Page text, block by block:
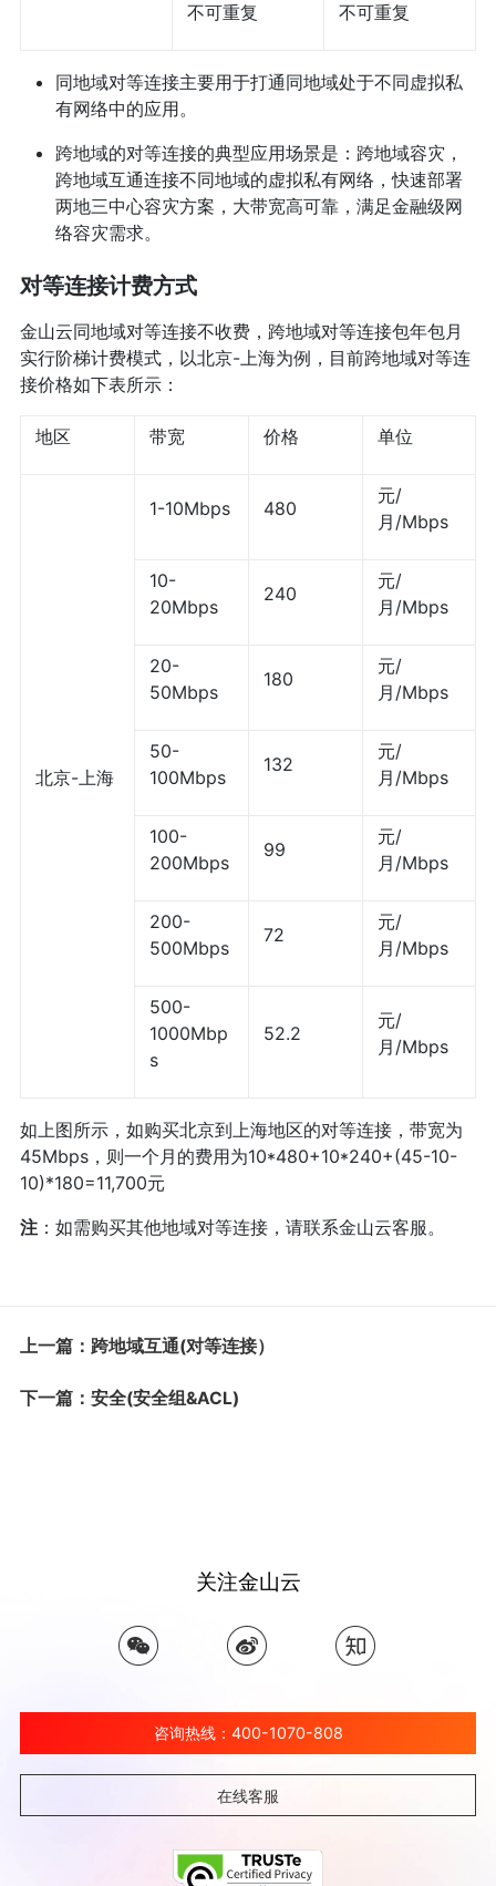
不可重复
不可重复
同地域对等连接主要用于打通同地域处于不同虚拟私
有网络中的应用。
跨地域的对等连接的典型应用场景是：跨地域容灾，
跨地域互通连接不同地域的虚拟私有网络，快速部署
两地三中心容灾方案，大带宽高可靠，满足金融级网
络容灾需求。
对等连接计费方式
金山云同地域对等连接不收费，跨地域对等连接包年包月
实行阶梯计费模式，以北京-上海为例，目前跨地域对等连
接价格如下表所示：
地区 带宽 价格 单位
北京-上海
1-10Mbps 480
元/
月/Mbps
10-
20Mbps
240
元/
月/Mbps
20-
50Mbps
180
元/
月/Mbps
50-
100Mbps
132
元/
月/Mbps
100-
200Mbps
99
元/
月/Mbps
200-
500Mbps
72
元/
月/Mbps
500-
1000Mbp
s
52.2
元/
月/Mbps
如上图所示，如购买北京到上海地区的对等连接，带宽为
45Mbps，则一个月的费用为10*480+10*240+(45-10-
10)*180=11,700元
注：如需购买其他地域对等连接，请联系金山云客服。
上一篇：跨地域互通(对等连接）
下一篇：安全(安全组&ACL)
关注金山云
咨询热线：400-1070-808
在线客服